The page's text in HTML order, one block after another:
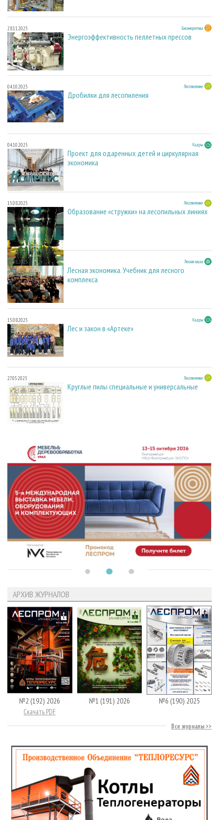
28.11.2025 Биоэнергетика
Энергоэффективность пеллетных прессов
04.10.2025 Лесопиление
Дробилки для лесопиления
04.10.2025 Кадры
Проект для одаренных детей и циркулярная
экономика
15.08.2025 Лесопиление
Образование «стружки» на лесопильных линиях
15.08.2025 Лесная наука
Лесная экономика. Учебник для лесного
комплекса
15.08.2025 Кадры
Лес и закон в «Артеке»
27.05.2025 Лесопиление
Круглые пилы специальные и универсальные
АРХИВ ЖУРНАЛОВ
№2 (192) 2026
Скачать PDF
№1 (191) 2026 №6 (190) 2025
Все журналы